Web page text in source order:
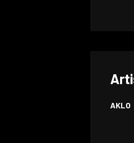
AKLO